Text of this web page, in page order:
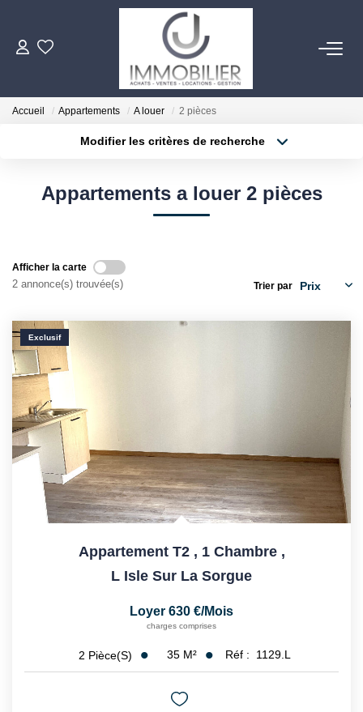
ACHETER
NOTRE AGENCE
Accueil Appartements A louer 2 pièces
Modifier les critères de recherche
Type de bien
Appartements a louer 2 pièces
Afficher la carte
2 annonce(s) trouvée(s) Trier par
Exclusif
Appartement T2 , 1 Chambre ,
L Isle Sur La Sorgue
Loyer 630 €/mois
charges comprises
2 Pièce(s) 35 M² Réf : 1129.L